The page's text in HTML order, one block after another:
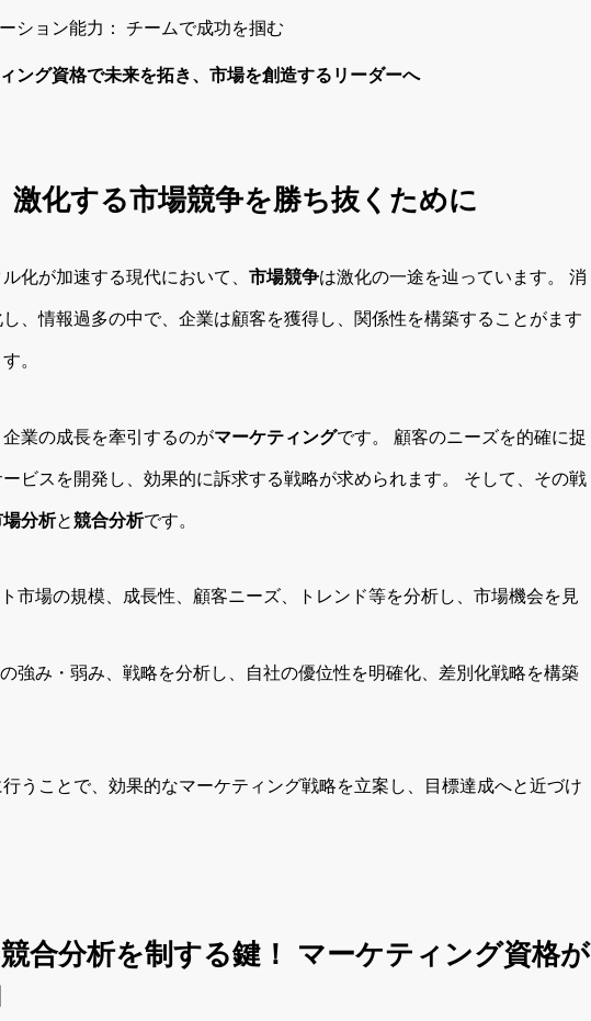
ション能力： チームで成功を掴む
ング資格で未来を拓き、市場を創造するリーダーへ
激化する市場競争を勝ち抜くために
化が加速する現代において、 市場競争は激化の一途を辿っています。 消
、情報過多の中で、企業は顧客を獲得し、関係性を構築することがます
。
業の成長を牽引するのがマーケティングです。 顧客のニーズを的確に捉
ビスを開発し、効果的に訴求する戦略が求められます。 そして、その戦
場分析と競合分析です。
市場の規模、成長性、顧客ニーズ、トレンド等を分析し、市場機会を見
強み・弱み、戦略を分析し、自社の優位性を明確化、差別化戦略を構築
うことで、効果的なマーケティング戦略を立案し、目標達成へと近づけ
合分析を制する鍵！ マーケティング資格が